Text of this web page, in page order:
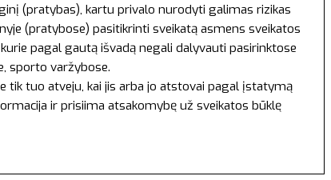
(pratybas), kartu privalo nurodyti galimas rizikas
(pratybose) pasitikrinti sveikatą asmens sveikatos
pagal gautą išvadą negali dalyvauti pasirinktose
sporto varžybose.
tuo atveju, kai jis arba jo atstovai pagal įstatymą
ir prisiima atsakomybę už sveikatos būklę